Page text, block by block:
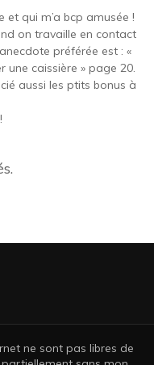
et qui m’a bcp amusée !
on travaille en contact
préférée est : «
une caissière » page 20.
aussi les ptits bonus à
ne sont pas libres de